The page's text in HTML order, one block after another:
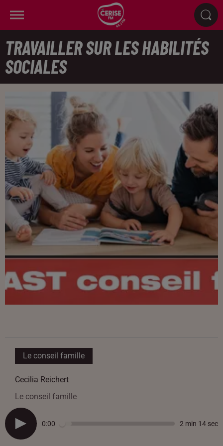
TRAVAILLER SUR LES HABILITÉS
SOCIALES
Le conseil famille
Cecilia Reichert
Le conseil famille
0:00 2 min 14 sec